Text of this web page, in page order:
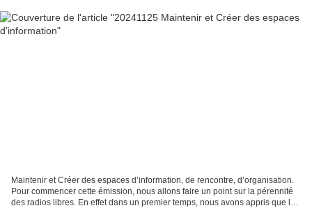
Maintenir et Créer des espaces d’information, de rencontre, d’organisation.
Pour commencer cette émission, nous allons faire un point sur la pérennité
des radios libres. En effet dans un premier temps, nous avons appris que le